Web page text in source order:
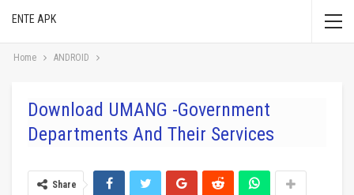
ENTE APK
Home ANDROID
Download UMANG -Government
Departments And Their Services
Share